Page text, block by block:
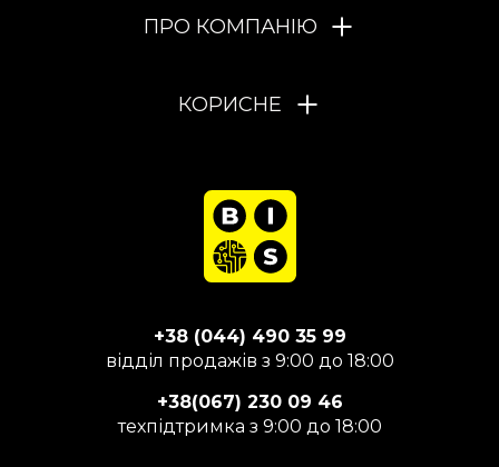
ПРО КОМПАНІЮ
КОРИСНЕ
+38 (044) 490 35 99
відділ продажів з 9:00 до 18:00
+38(067) 230 09 46
техпідтримка з 9:00 до 18:00